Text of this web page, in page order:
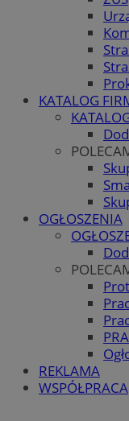
KATALOG
OGŁOSZENIA
REKLAMA
WSPÓŁPRACA